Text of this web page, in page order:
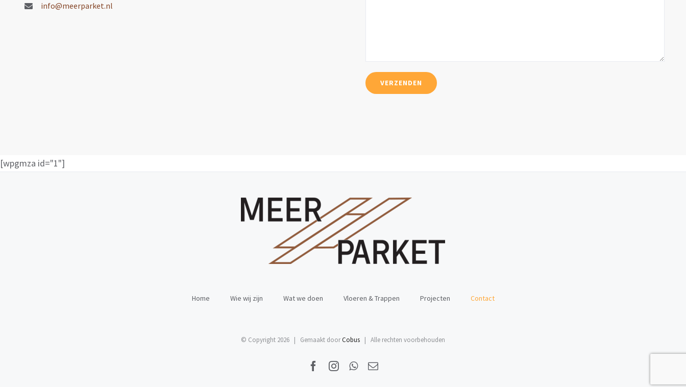
info@meerparket.nl
[wpgmza id="1"]
Home Wie wij zijn Wat we doen Vloeren & Trappen Projecten Contact
© Copyright 2026 | Gemaakt doorCobus | Alle rechten voorbehouden
Facebook
Instagram
WhatsApp
E-